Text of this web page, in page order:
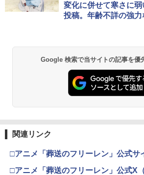
変化に併せて寒さに
投稿。年齢不詳の強
Google 検索で当サイトの記事を優
関連リンク
□アニメ「葬送のフリーレン」公式サ
□アニメ「葬送のフリーレン」公式X